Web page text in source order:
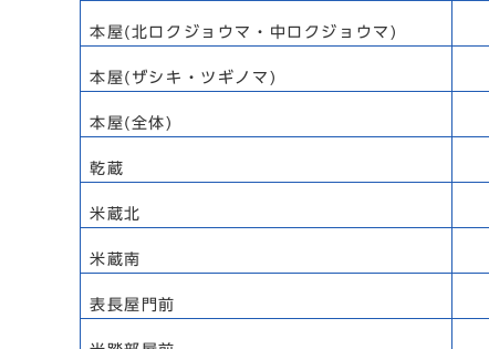
本屋(北ロクジョウマ・中ロクジョウマ)
本屋(ザシキ・ツギノマ)
本屋(全体)
乾蔵
米蔵北
米蔵南
表長屋門前